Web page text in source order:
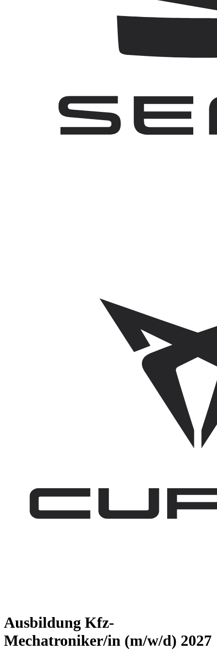
Ausbildung Kfz-
Mechatroniker/in (m/w/d) 2027